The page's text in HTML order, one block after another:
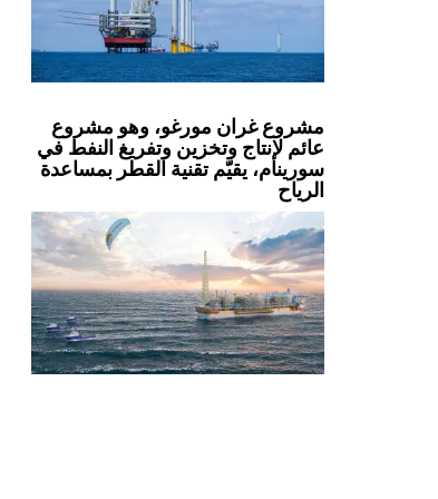
مشروع غران مورغو، وهو مشروع
عائم لإنتاج وتخزين وتفريغ النفط في
سورينام، يقيّم تقنية القطر بمساعدة
الرياح